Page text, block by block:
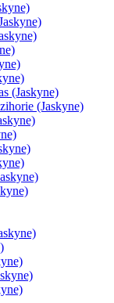
(Jaskyne)
(Jaskyne)